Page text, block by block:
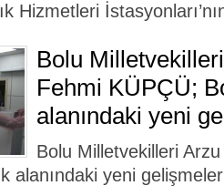
Hizmetleri
Bolu
Fehmi KÜPÇÜ;
alanındaki yeni
Bolu Milletvekilleri
alanındaki yeni